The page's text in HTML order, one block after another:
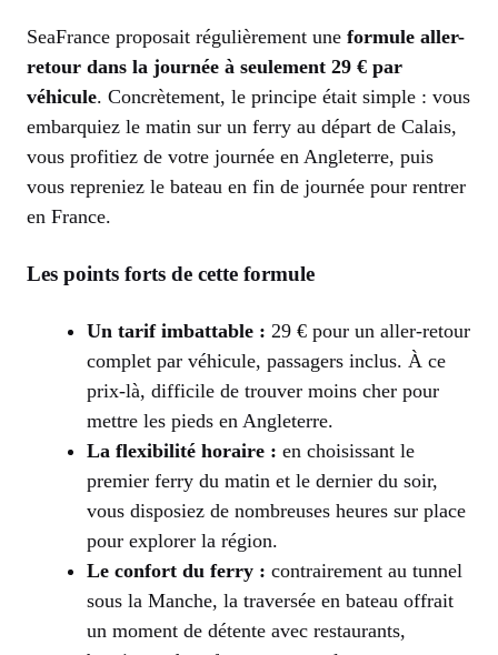
SeaFrance proposait régulièrement une formule aller-
retour dans la journée à seulement 29 € par
véhicule. Concrètement, le principe était simple : vous
embarquiez le matin sur un ferry au départ de Calais,
vous profitiez de votre journée en Angleterre, puis
vous repreniez le bateau en fin de journée pour rentrer
en France.
Les points forts de cette formule
Un tarif imbattable : 29 € pour un aller-retour
complet par véhicule, passagers inclus. À ce
prix-là, difficile de trouver moins cher pour
mettre les pieds en Angleterre.
La flexibilité horaire : en choisissant le
premier ferry du matin et le dernier du soir,
vous disposiez de nombreuses heures sur place
pour explorer la région.
Le confort du ferry : contrairement au tunnel
sous la Manche, la traversée en bateau offrait
un moment de détente avec restaurants,